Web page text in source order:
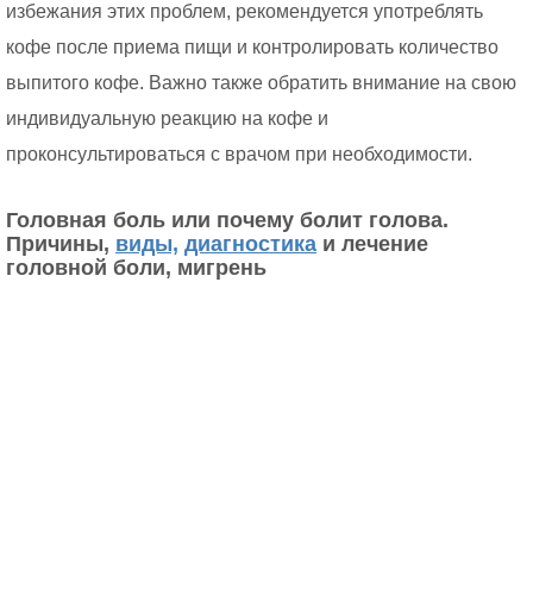
избежания этих проблем, рекомендуется употреблять
кофе после приема пищи и контролировать количество
выпитого кофе. Важно также обратить внимание на свою
индивидуальную реакцию на кофе и
проконсультироваться с врачом при необходимости.
Головная боль или почему болит голова.
Причины, виды, диагностика и лечение
головной боли, мигрень